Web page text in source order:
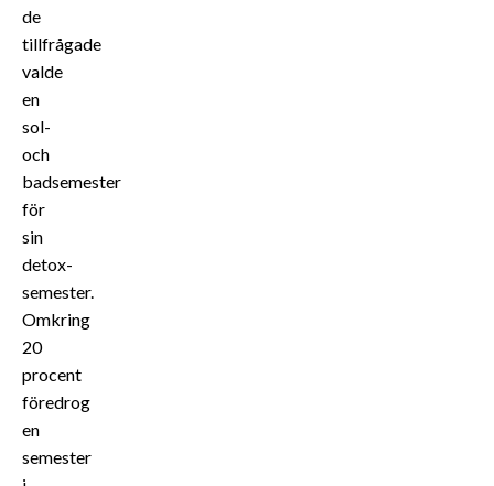
de
tillfrågade
valde
en
sol-
och
badsemester
för
sin
detox-
semester.
Omkring
20
procent
föredrog
en
semester